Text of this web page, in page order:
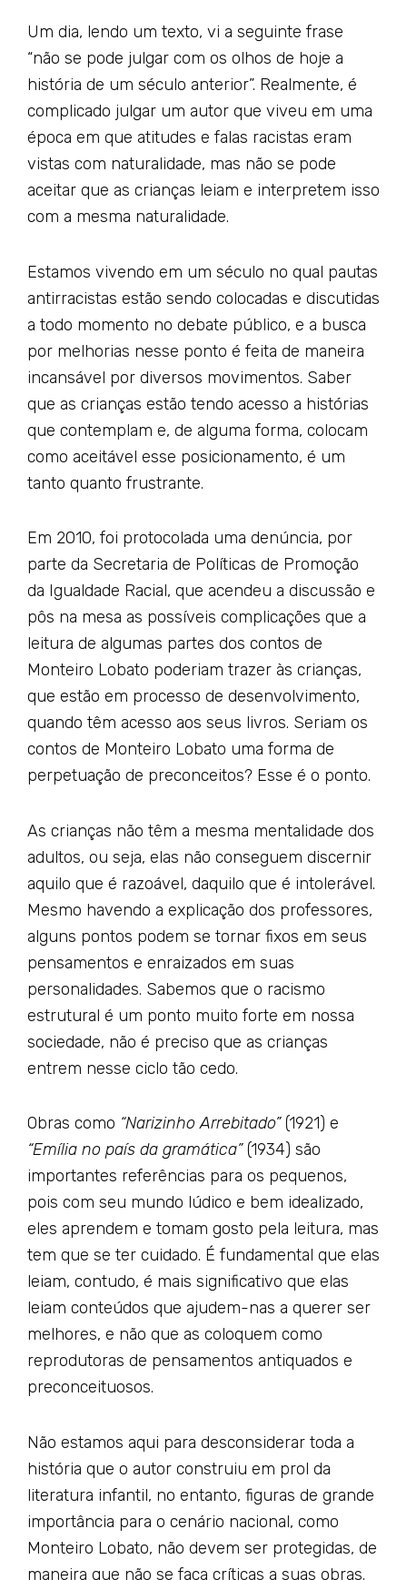
Um dia, lendo um texto, vi a seguinte frase
“não se pode julgar com os olhos de hoje a
história de um século anterior”. Realmente, é
complicado julgar um autor que viveu em uma
época em que atitudes e falas racistas eram
vistas com naturalidade, mas não se pode
aceitar que as crianças leiam e interpretem isso
com a mesma naturalidade.
Estamos vivendo em um século no qual pautas
antirracistas estão sendo colocadas e discutidas
a todo momento no debate público, e a busca
por melhorias nesse ponto é feita de maneira
incansável por diversos movimentos. Saber
que as crianças estão tendo acesso a histórias
que contemplam e, de alguma forma, colocam
como aceitável esse posicionamento, é um
tanto quanto frustrante.
Em 2010, foi protocolada uma denúncia, por
parte da Secretaria de Políticas de Promoção
da Igualdade Racial, que acendeu a discussão e
pôs na mesa as possíveis complicações que a
leitura de algumas partes dos contos de
Monteiro Lobato poderiam trazer às crianças,
que estão em processo de desenvolvimento,
quando têm acesso aos seus livros. Seriam os
contos de Monteiro Lobato uma forma de
perpetuação de preconceitos? Esse é o ponto.
As crianças não têm a mesma mentalidade dos
adultos, ou seja, elas não conseguem discernir
aquilo que é razoável, daquilo que é intolerável.
Mesmo havendo a explicação dos professores,
alguns pontos podem se tornar fixos em seus
pensamentos e enraizados em suas
personalidades. Sabemos que o racismo
estrutural é um ponto muito forte em nossa
sociedade, não é preciso que as crianças
entrem nesse ciclo tão cedo.
Obras como “Narizinho Arrebitado”(1921) e
“Emília no país da gramática”(1934) são
importantes referências para os pequenos,
pois com seu mundo lúdico e bem idealizado,
eles aprendem e tomam gosto pela leitura, mas
tem que se ter cuidado. É fundamental que elas
leiam, contudo, é mais significativo que elas
leiam conteúdos que ajudem-nas a querer ser
melhores, e não que as coloquem como
reprodutoras de pensamentos antiquados e
preconceituosos.
Não estamos aqui para desconsiderar toda a
história que o autor construiu em prol da
literatura infantil, no entanto, figuras de grande
importância para o cenário nacional, como
Monteiro Lobato, não devem ser protegidas, de
maneira que não se faça críticas a suas obras.